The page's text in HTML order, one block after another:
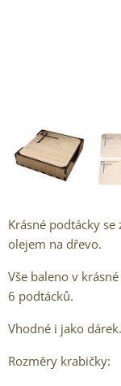
Krásné podtácky
olejem na dřevo.
Vše baleno v
6 podtácků.
Vhodné i jako dárek.
Rozměry krabičky: